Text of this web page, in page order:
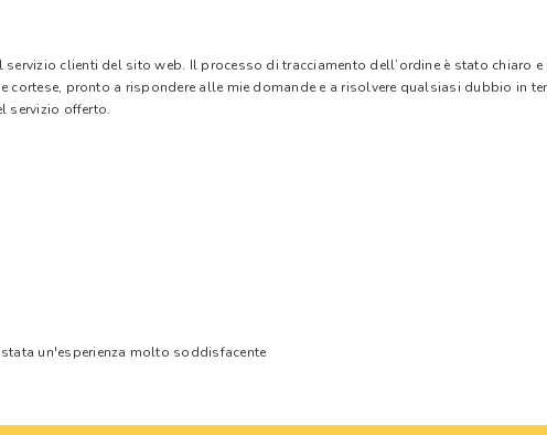
clienti del sito web. Il processo di tracciamento dell’ordine è stato chiaro
cortese, pronto a rispondere alle mie domande e a risolvere qualsiasi dubbio in
servizio offerto.
un'esperienza molto soddisfacente